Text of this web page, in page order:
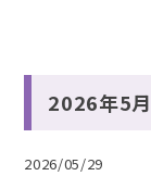
2026年5月
2026/05/29